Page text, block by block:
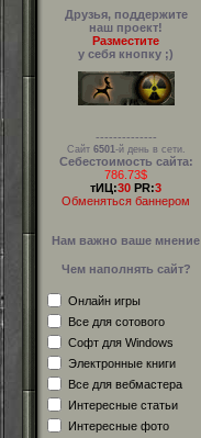
Друзья, поддержите
наш проект!
Разместите
у себя кнопку ;)
--------------
Сайт 6501 -й день в сети.
Себестоимость сайта:
786.73$
тИЦ:30 PR:3
Обменяться баннером
Нам важно ваше мнение
Чем наполнять сайт?
Онлайн игры
Все для сотового
Софт для Windows
Электронные книги
Все для вебмастера
Интересные статьи
Интересные фото